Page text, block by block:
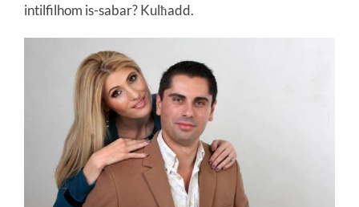
intilfilhom is-sabar? Kulħadd.